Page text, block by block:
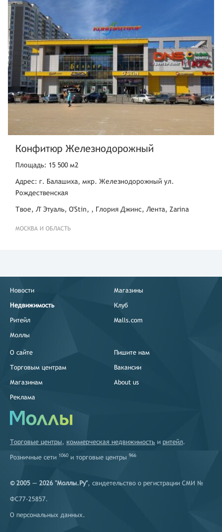
Конфитюр Железнодорожный
Площадь: 15 500 м2
Адрес: г. Балашиха, мкр. Железнодорожный ул.
Рождественская
Твое, Л' Этуаль, O'Stin, , Глория Джинс, Лента, Zarina
МОСКВА И ОБЛАСТЬ
Новости
Недвижимость
Ритейл
Моллы
Магазины
Клуб
Malls.com
О сайте
Торговым центрам
Магазинам
Реклама
Пишите нам
Вакансии
About us
Торговые центры, коммерческая недвижимость и ритейл.
Розничные сети 1060 и торговые центры 966
© 2005 — 2026 "Моллы.Ру", свидетельство о регистрации СМИ №
ФС77-25857.
О персональных данных.